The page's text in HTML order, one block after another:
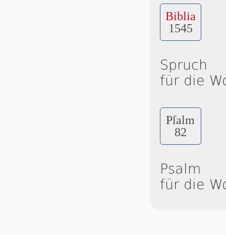
Biblia
1545
Spruch
für die
Pſalm
82
Psalm
für die